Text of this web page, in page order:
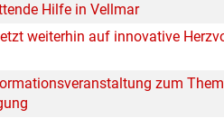
Hilfe in Vellmar
weiterhin auf innovative
zum